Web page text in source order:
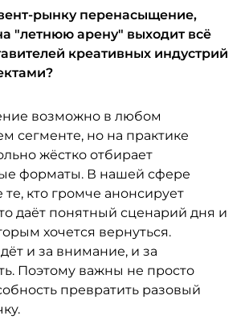
рынку перенасыщение,
"летнюю арену" выходит всё
креативных индустрий
возможно в любом
сегменте, но на практике
жёстко отбирает
форматы. В нашей сфере
кто громче анонсирует
даёт понятный сценарий дня и
хочется вернуться.
и за внимание, и за
Поэтому важны не просто
превратить разовый